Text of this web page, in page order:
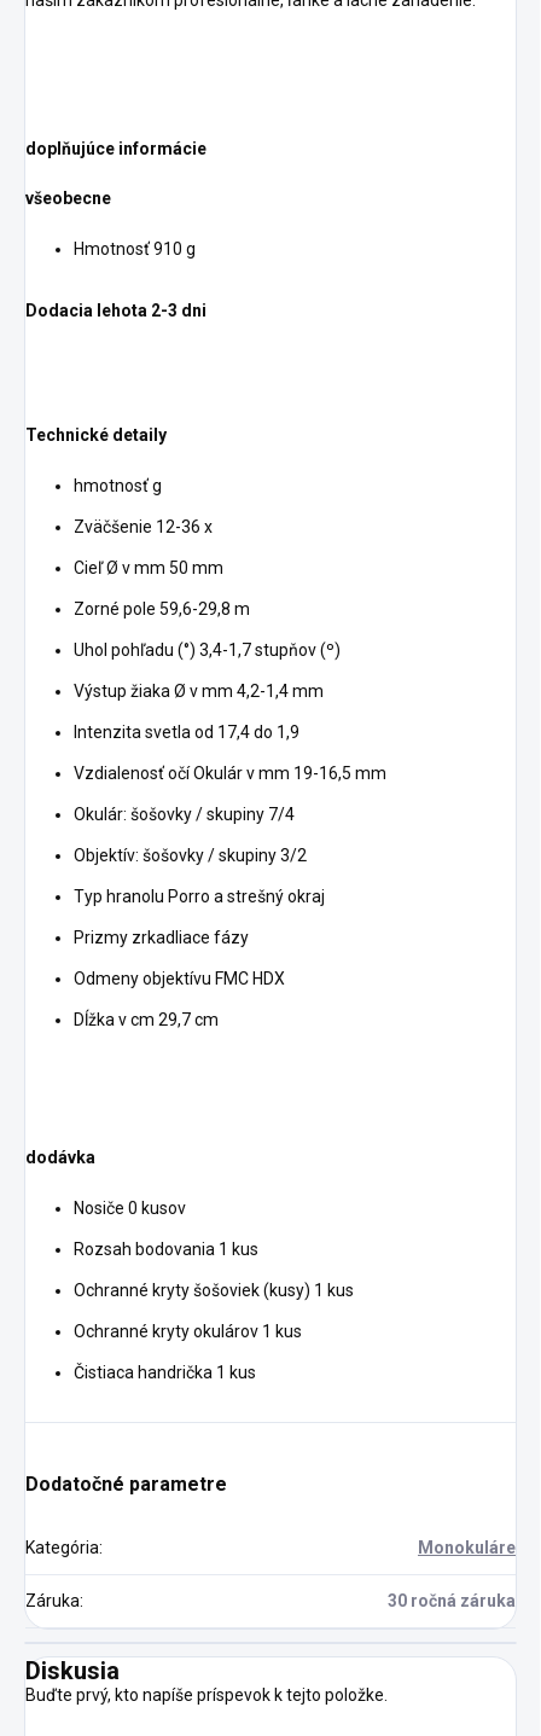
doplňujúce informácie
všeobecne
Hmotnosť 910 g
Dodacia lehota 2-3 dni
Technické detaily
hmotnosť g
Zväčšenie 12-36 x
Cieľ Ø v mm 50 mm
Zorné pole 59,6-29,8 m
Uhol pohľadu (°) 3,4-1,7 stupňov (º)
Výstup žiaka Ø v mm 4,2-1,4 mm
Intenzita svetla od 17,4 do 1,9
Vzdialenosť očí Okulár v mm 19-16,5 mm
Okulár: šošovky / skupiny 7/4
Objektív: šošovky / skupiny 3/2
Typ hranolu Porro a strešný okraj
Prizmy zrkadliace fázy
Odmeny objektívu FMC HDX
Dĺžka v cm 29,7 cm
dodávka
Nosiče 0 kusov
Rozsah bodovania 1 kus
Ochranné kryty šošoviek (kusy) 1 kus
Ochranné kryty okulárov 1 kus
Čistiaca handrička 1 kus
Dodatočné parametre
Kategória: Monokuláre
Záruka: 30 ročná záruka
Diskusia
Buďte prvý, kto napíše príspevok k tejto položke.